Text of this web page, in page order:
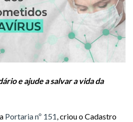
e ajude a salvar a vida da
Portaria nº 151, criou o Cadastro